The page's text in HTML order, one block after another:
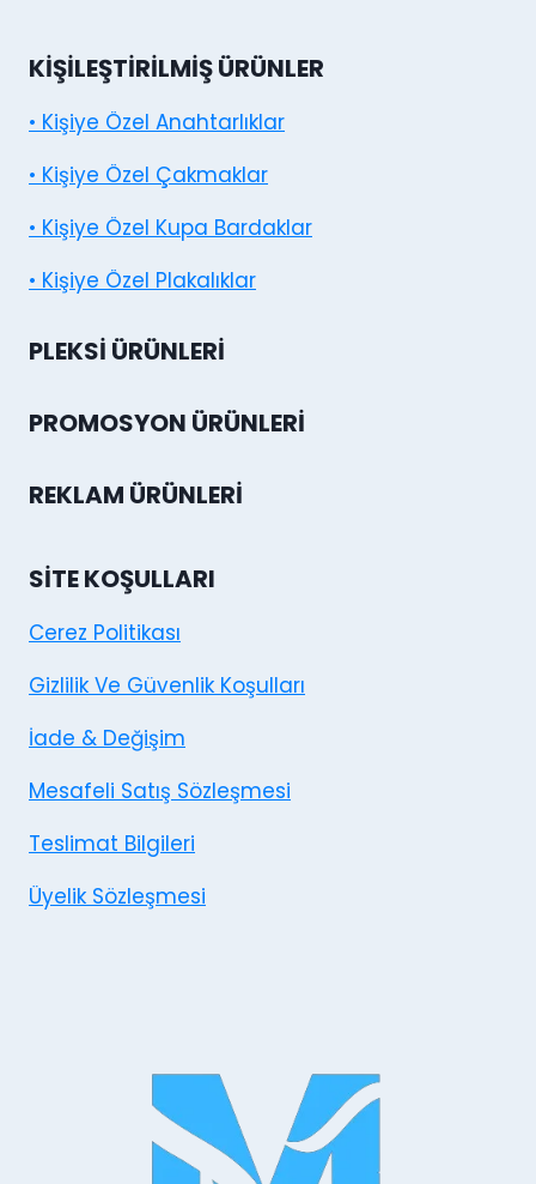
KIŞILEŞTIRILMIŞ ÜRÜNLER
• Kişiye Özel Anahtarlıklar
• Kişiye Özel Çakmaklar
• Kişiye Özel Kupa Bardaklar
• Kişiye Özel Plakalıklar
PLEKSI ÜRÜNLERI
PROMOSYON ÜRÜNLERI
REKLAM ÜRÜNLERI
SITE KOŞULLARI
Cerez Politikası
Gizlilik Ve Güvenlik Koşulları
İade & Değişim
Mesafeli Satış Sözleşmesi
Teslimat Bilgileri
Üyelik Sözleşmesi